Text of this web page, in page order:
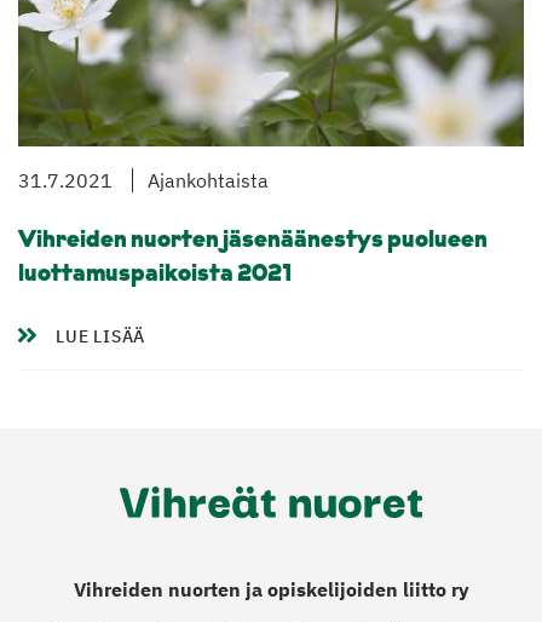
31.7.2021 Ajankohtaista
Vihreiden nuorten jäsenäänestys puolueen
luottamuspaikoista 2021
LUE LISÄÄ
Vihreiden nuorten ja opiskelijoiden liitto ry